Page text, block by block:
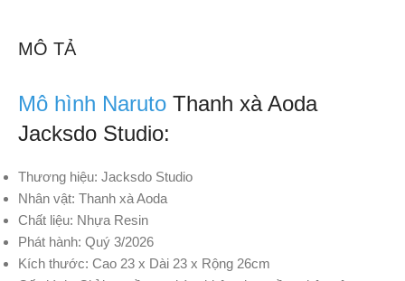
MÔ TẢ
Mô hình Naruto Thanh xà Aoda
Jacksdo Studio:
Thương hiệu: Jacksdo Studio
Nhân vật: Thanh xà Aoda
Chất liệu: Nhựa Resin
Phát hành: Quý 3/2026
Kích thước: Cao 23 x Dài 23 x Rộng 26cm